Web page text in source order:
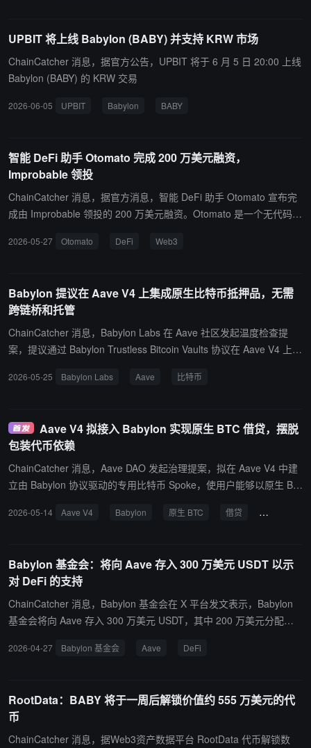
块反弹，本轮行情更偏向低估值科技股的重新定价。短期仍需关注业
绩兑现、政策信号及美股市场风险偏好的变化。
UPBIT 将上线 Babylon (BABY) 并支持 KRW 市场
ChainCatcher 消息，据官方公告，UPBIT 将于 6 月 5 日 20:00 上线
Babylon (BABY) 的 KRW 交易
2026-06-05 UPBIT Babylon BABY
智能 DeFi 助手 Otomato 完成 200 万美元融资，
Improbable 领投
ChainCatcher 消息，据官方消息，智能 DeFi 助手 Otomato 宣布完
成由 Improbable 领投的 200 万美元融资。Otomato 是一个无代码
操作，目前已有超过 3000 位用户。
2026-05-27 Otomato DeFi Web3
Babylon 提议在 Aave V4 上集成原生比特币抵押品，无需
跨链桥和托管
ChainCatcher 消息，Babylon Labs 在 Aave 社区发起温度检查提
案，提议通过 Babylon Trustless Bitcoin Vaults 协议在 Aave V4 上集
将比特币锁定在 Taproot UTXO 中，赎回由链上规则（如贷款偿还）
算后结算）。 抵押品以 vaultBTC 形式存在，是一种转账受限的 ERC
-20 代币，仅限在固定白名单地址间转移。清算流程中，清算人可立
即以 WBTC 结算，后续由套利者完成比特币端赎回。
2026-05-25 Babylon Labs Aave 比特币
Aave V4 拟接入 Babylon 实现原生 BTC 借贷，摆脱
包装代币依赖
ChainCatcher 消息，Aave DAO 发起治理提案，拟在 Aave V4 中建
立由 Babylon 协议驱动的专用比特币 Spoke，使用户能够以原生 BT
提案已在 Aave 治理论坛发布，寻求 DAO 批准推进整合并将 Babylo
体、托管中介或碎片化的 BTCfi 平台。Aave V4 架构将利用 Babylon
的质押与验证基础设施，提供更直接的原生比特币借贷机制，将碎片
化的比特币抵押借贷整合至统一协议中。
2026-05-14 Aave V4 Babylon 原生 BTC 借贷 抵押品
Babylon 基金会：将向 Aave 存入 300 万美元 USDT 以示
对 DeFi 的支持
ChainCatcher 消息，Babylon 基金会在 X 平台发文表示，Babylon
基金会将向 Aave 存入 300 万美元 USDT，其中 200 万美元分配至 V
存款产生的任何利息将通过 Aave x Babylon 集成激励返还至 Aave
2026-04-27 Babylon 基金会 Aave DeFi
RootData：BABY 将于一周后解锁价值约 555 万美元的代
币
ChainCatcher 消息，据Web3资产数据平台 RootData 代币解锁数